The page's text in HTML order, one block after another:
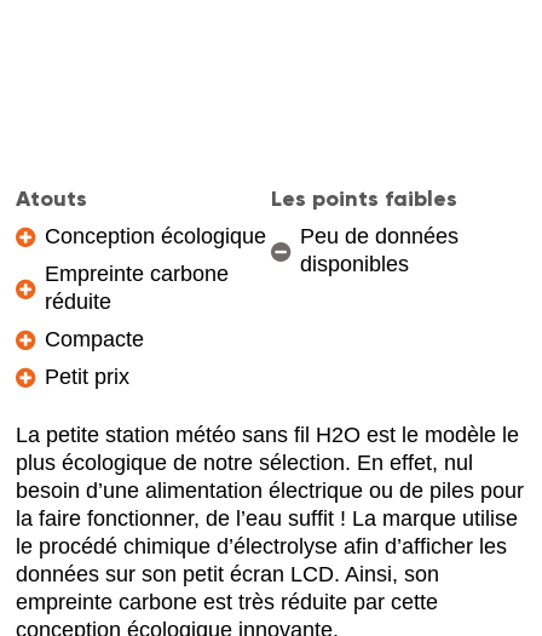
Atouts
Conception écologique
Empreinte carbone
réduite
Compacte
Petit prix
Les points faibles
Peu de données
disponibles
La petite station météo sans fil H2O est le modèle le
plus écologique de notre sélection. En effet, nul
besoin d’une alimentation électrique ou de piles pour
la faire fonctionner, de l’eau suffit ! La marque utilise
le procédé chimique d’électrolyse afin d’afficher les
données sur son petit écran LCD. Ainsi, son
empreinte carbone est très réduite par cette
conception écologique innovante.